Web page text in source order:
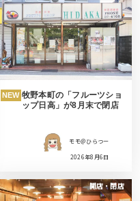
NEW 牧野本町の「フルーツショ
ップ日高」が8月末で閉店
モモ＠ひらつー
2026年8月6日
開店・閉店